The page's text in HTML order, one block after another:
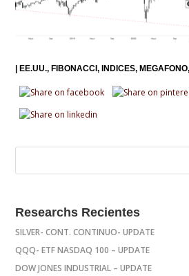
|EE.UU. FIBONACCI INDICES MEGAFONO
Researchs Recientes
SILVER- CONT. CONTINUO- UPDATE
QQQ- ETF NASDAQ 100 – UPDATE
DOW JONES INDUSTRIAL – UPDATE